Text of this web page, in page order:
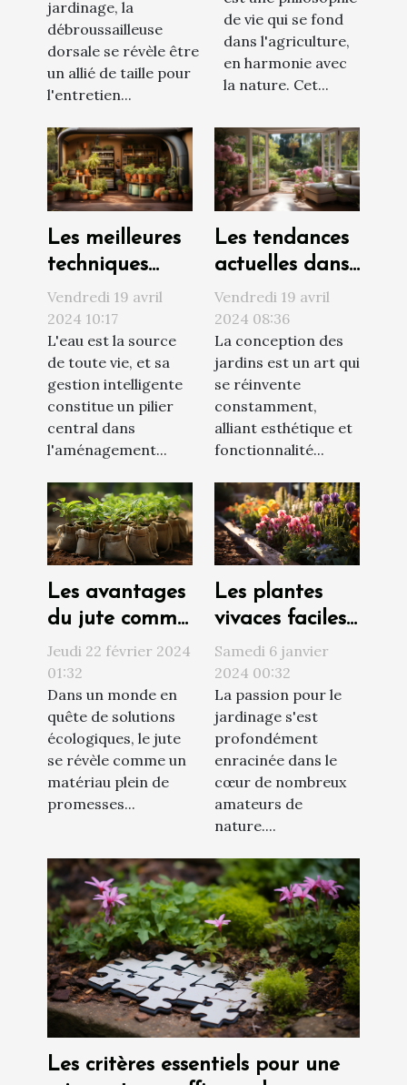
dorsale pour
votre jardin en
2024
jardinage, la
débroussailleuse
dorsale se révèle être
un allié de taille pour
l'entretien...
autosuffisant
de vie qui se fond
dans l'agriculture,
en harmonie avec
la nature. Cet...
Les meilleures
techniques
pour
maximiser la
récolte de l'eau
de pluie dans
un jardin
autonome
Vendredi 19 avril
2024 10:17
L'eau est la source
de toute vie, et sa
gestion intelligente
constitue un pilier
central dans
l'aménagement...
Les tendances
actuelles dans
la conception
des jardins
avec portes-
fenêtres :
optimisation
de l'espace et
de la lumière
Vendredi 19 avril
2024 08:36
La conception des
jardins est un art qui
se réinvente
constamment,
alliant esthétique et
fonctionnalité...
Les avantages
du jute comme
matériau
durable pour
le jardin
Jeudi 22 février 2024
01:32
Dans un monde en
quête de solutions
écologiques, le jute
se révèle comme un
matériau plein de
promesses...
Les plantes
vivaces faciles
d'entretien
pour un jardin
fleuri toute
l'année
Samedi 6 janvier
2024 00:32
La passion pour le
jardinage s'est
profondément
enracinée dans le
cœur de nombreux
amateurs de
nature....
Les critères essentiels pour une